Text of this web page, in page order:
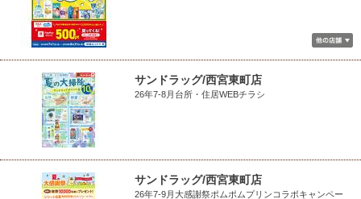
サンドラッグ/西宮東町店
26年7-8月台所・住居WEBチラシ
サンドラッグ/西宮東町店
26年7-9月大感謝祭ポムポムプリンコラボキャンペー